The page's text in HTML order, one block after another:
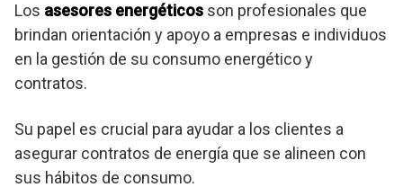
Los asesores energéticos son profesionales que
brindan orientación y apoyo a empresas e individuos
en la gestión de su consumo energético y
contratos.
Su papel es crucial para ayudar a los clientes a
asegurar contratos de energía que se alineen con
sus hábitos de consumo.